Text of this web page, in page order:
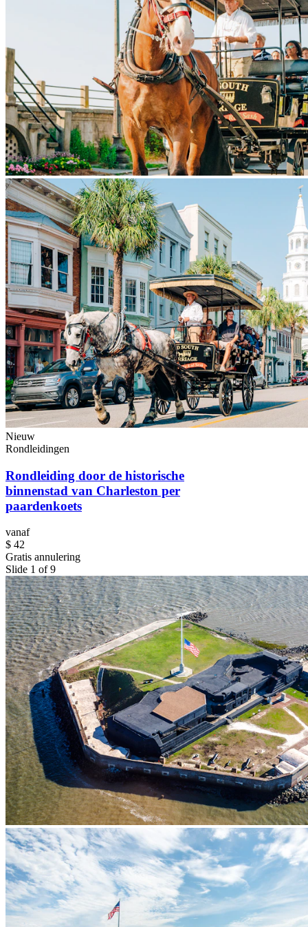
Nieuw
Rondleidingen
Rondleiding door de historische
binnenstad van Charleston per
paardenkoets
vanaf
$ 42
Gratis annulering
Slide 1 of 9